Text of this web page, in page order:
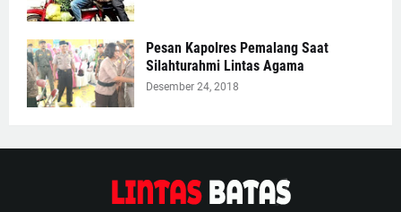
Pesan Kapolres Pemalang Saat
Silahturahmi Lintas Agama
Desember 24, 2018